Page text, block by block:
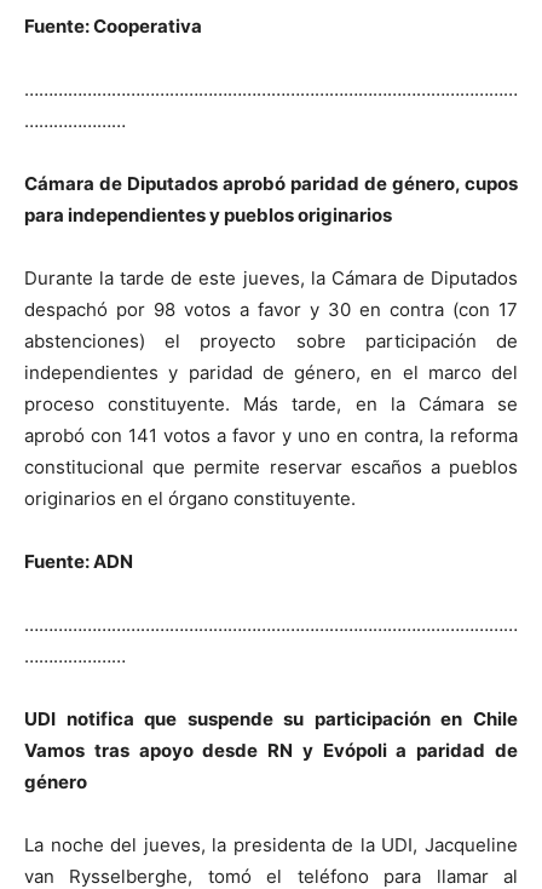
Fuente: Cooperativa
…………………………………………………………………………………………
…………………
Cámara de Diputados aprobó paridad de género, cupos
para independientes y pueblos originarios
Durante la tarde de este jueves, la Cámara de Diputados
despachó por 98 votos a favor y 30 en contra (con 17
abstenciones) el proyecto sobre participación de
independientes y paridad de género, en el marco del
proceso constituyente. Más tarde, en la Cámara se
aprobó con 141 votos a favor y uno en contra, la reforma
constitucional que permite reservar escaños a pueblos
originarios en el órgano constituyente.
Fuente: ADN
…………………………………………………………………………………………
…………………
UDI notifica que suspende su participación en Chile
Vamos tras apoyo desde RN y Evópoli a paridad de
género
La noche del jueves, la presidenta de la UDI, Jacqueline
van Rysselberghe, tomó el teléfono para llamar al